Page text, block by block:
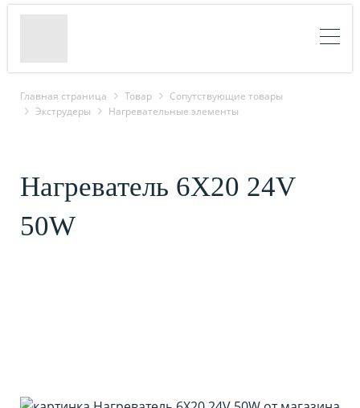
Главная страница Товар
Cопутствующие товары
Экструдеры
Нагревательные элементы
Нагреватель 6X20 24V
50W